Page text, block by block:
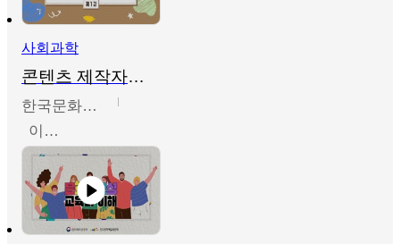
사회과학
콘텐츠 제작자를 위한 문화다양성의 이해
한국문화예술교육진흥원
이성민